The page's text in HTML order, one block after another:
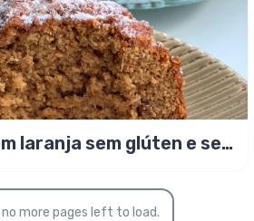
laranja sem glúten e sem
no more pages left to load.